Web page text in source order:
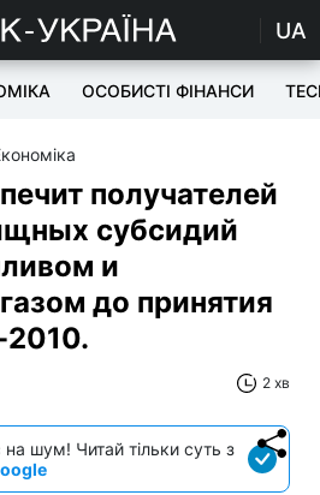
UA
ОСОБИСТІ ФІНАНСИ
получателей
субсидий
и
до принятия
2 хв
шум! Читай тільки суть з